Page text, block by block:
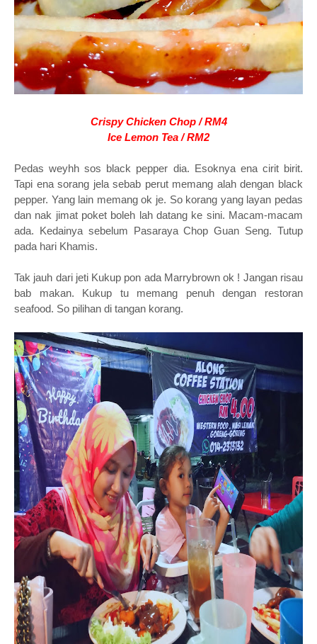
Crispy Chicken Chop / RM4
Ice Lemon Tea / RM2
Pedas weyhh sos black pepper dia. Esoknya ena cirit birit.
Tapi ena sorang jela sebab perut memang alah dengan black
pepper. Yang lain memang ok je. So korang yang layan pedas
dan nak jimat poket boleh lah datang ke sini. Macam-macam
ada. Kedainya sebelum Pasaraya Chop Guan Seng. Tutup
pada hari Khamis.
Tak jauh dari jeti Kukup pon ada Marrybrown ok ! Jangan risau
bab makan. Kukup tu memang penuh dengan restoran
seafood. So pilihan di tangan korang.